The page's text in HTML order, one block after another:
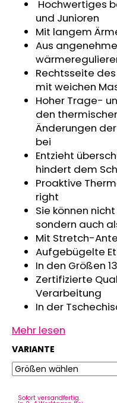
Hochwertiges
und Junioren
Mit langem
Aus
Rechtsseite
mit weichen
Hoher Trage-
den
Änderungen
bei
Entzieht
hindert dem
Proaktive
right
Sie können
sondern auch
Mit Stretch-
Aufgebügelte
In den Größen
Zertifizierte
Verarbeitung
In der
Mehr lesen
VARIANTE
Sofort versandfertig.
KURZHOSE
ANGEL
OUTLAST®
GRAU
MELIERT
€18,39